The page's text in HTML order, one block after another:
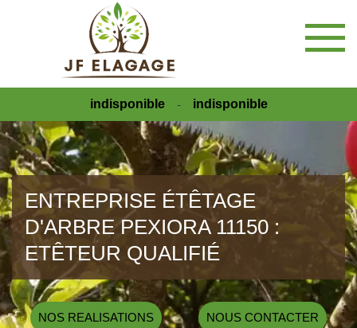
indisponible - indisponible
ENTREPRISE ÉTÊTAGE
D'ARBRE PEXIORA 11150 :
ETÊTEUR QUALIFIÉ
NOS REALISATIONS NOUS CONTACTER